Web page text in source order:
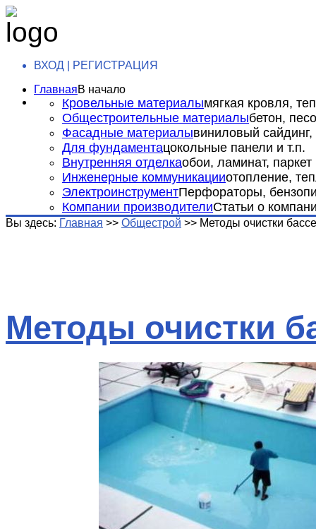
ВХОД | РЕГИСТРАЦИЯ
ГлавнаяВ начало
Кровельные материалымягкая кровля,
Общестроительные материалыбетон,
Фасадные материалывиниловый сайдинг,
Для фундаментацокольные панели и т.п.
Внутренняя отделкаобои, ламинат, паркет
Инженерные коммуникацииотопление,
ЭлектроинструментПерфораторы,
Компании производителиСтатьи о
Вы здесь: Главная >> Общестрой >> Методы очистки
Методы очистки